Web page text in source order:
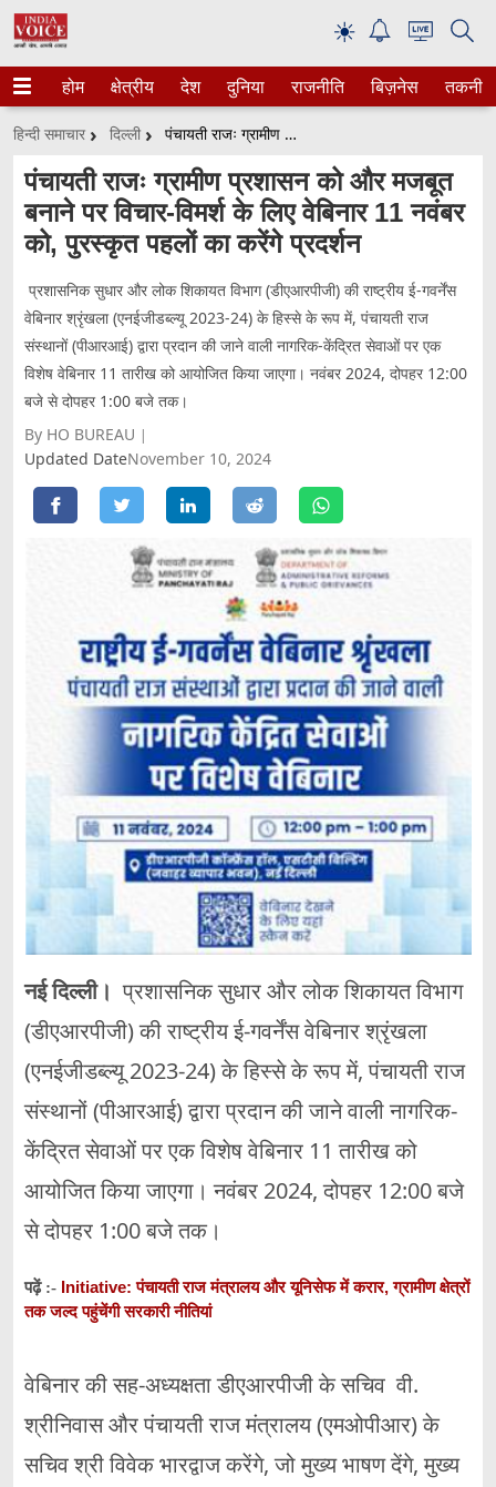
☀
होम क्षेत्रीय देश दुनिया राजनीति बिज़नेस तकनीक
हिन्दी समाचार दिल्ली पंचायती राजः ग्रामीण प्रशासन को और मजबूत बनाने पर विचार-विमर्श के लिए वेबिनार 11 नवंबर को, पुरस्कृत पहलों का करेंगे प्रदर्शन
पंचायती राजः ग्रामीण प्रशासन को और मजबूत
बनाने पर विचार-विमर्श के लिए वेबिनार 11 नवंबर
को, पुरस्कृत पहलों का करेंगे प्रदर्शन
प्रशासनिक सुधार और लोक शिकायत विभाग (डीएआरपीजी) की राष्ट्रीय ई-गवर्नेंस
वेबिनार श्रृंखला (एनईजीडब्ल्यू 2023-24) के हिस्से के रूप में, पंचायती राज
संस्थानों (पीआरआई) द्वारा प्रदान की जाने वाली नागरिक-केंद्रित सेवाओं पर एक
विशेष वेबिनार 11 तारीख को आयोजित किया जाएगा। नवंबर 2024, दोपहर 12:00
बजे से दोपहर 1:00 बजे तक।
By HO BUREAU
Updated DateNovember 10, 2024
नई दिल्ली। प्रशासनिक सुधार और लोक शिकायत विभाग
(डीएआरपीजी) की राष्ट्रीय ई-गवर्नेंस वेबिनार श्रृंखला
(एनईजीडब्ल्यू 2023-24) के हिस्से के रूप में, पंचायती राज
संस्थानों (पीआरआई) द्वारा प्रदान की जाने वाली नागरिक-
केंद्रित सेवाओं पर एक विशेष वेबिनार 11 तारीख को
आयोजित किया जाएगा। नवंबर 2024, दोपहर 12:00 बजे
से दोपहर 1:00 बजे तक।
पढ़ें :- Initiative: पंचायती राज मंत्रालय और यूनिसेफ में करार, ग्रामीण क्षेत्रों
तक जल्द पहुंचेंगी सरकारी नीतियां
वेबिनार की सह-अध्यक्षता डीएआरपीजी के सचिव वी.
श्रीनिवास और पंचायती राज मंत्रालय (एमओपीआर) के
सचिव श्री विवेक भारद्वाज करेंगे, जो मुख्य भाषण देंगे, मुख्य